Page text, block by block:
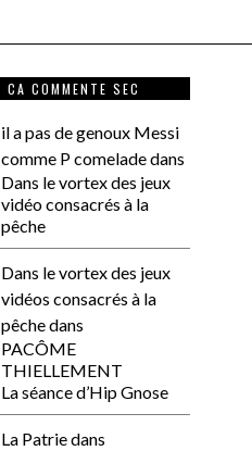
CA COMMENTE SEC
il a pas de genoux Messi
comme P comeladedans
Dans le vortex des jeux
vidéo consacrés à la
pêche
Dans le vortex des jeux
vidéos consacrés à la
pêchedans
PACÔME
THIELLEMENT
La séance d’Hip Gnose
La Patriedans